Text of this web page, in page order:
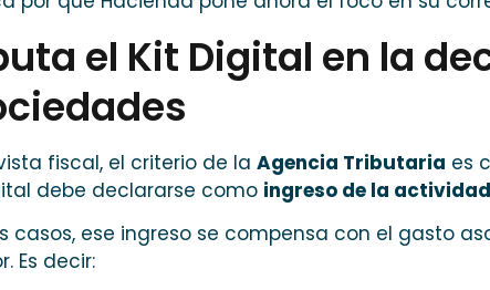
el Kit Digital en la
fiscal, el criterio de la Agencia Tributaria es
debe declararse como ingreso de la
casos, ese ingreso se compensa con el gasto
Es decir: